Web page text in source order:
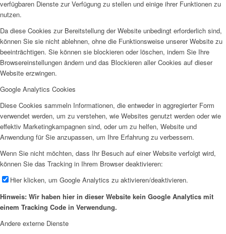
verfügbaren Dienste zur Verfügung zu stellen und einige ihrer Funktionen zu
nutzen.
Da diese Cookies zur Bereitstellung der Website unbedingt erforderlich sind,
können Sie sie nicht ablehnen, ohne die Funktionsweise unserer Website zu
beeinträchtigen. Sie können sie blockieren oder löschen, indem Sie Ihre
Browsereinstellungen ändern und das Blockieren aller Cookies auf dieser
Website erzwingen.
Google Analytics Cookies
Diese Cookies sammeln Informationen, die entweder in aggregierter Form
verwendet werden, um zu verstehen, wie Websites genutzt werden oder wie
effektiv Marketingkampagnen sind, oder um zu helfen, Website und
Anwendung für Sie anzupassen, um Ihre Erfahrung zu verbessern.
Wenn Sie nicht möchten, dass Ihr Besuch auf einer Website verfolgt wird,
können Sie das Tracking in Ihrem Browser deaktivieren:
Hier klicken, um Google Analytics zu aktivieren/deaktivieren.
Hinweis: Wir haben hier in dieser Website kein Google Analytics mit
einem Tracking Code in Verwendung.
Andere externe Dienste